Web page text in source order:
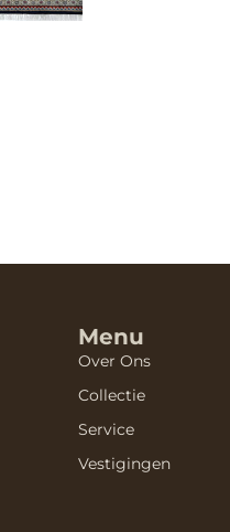
Menu
Over Ons
Collectie
Service
Vestigingen